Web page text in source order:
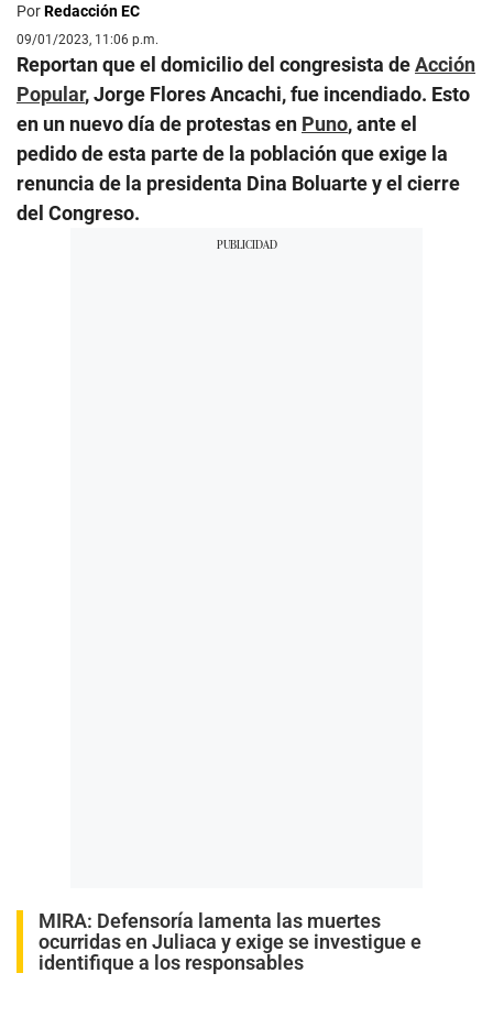
PorRedacción EC
09/01/2023, 11:06 p.m.
Reportan que el domicilio del congresista deAcción
Popular, Jorge Flores Ancachi, fue incendiado. Esto
en un nuevo día de protestas en Puno, ante el
pedido de esta parte de la población que exige la
renuncia de la presidenta Dina Boluarte y el cierre
del Congreso.
MIRA: Defensoría lamenta las muertes
ocurridas en Juliaca y exige se investigue e
identifique a los responsables